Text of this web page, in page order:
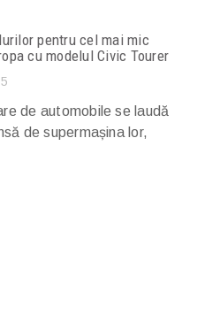
pentru cel mai mic
cu modelul Civic Tourer
de automobile se laudă
de supermașina lor,